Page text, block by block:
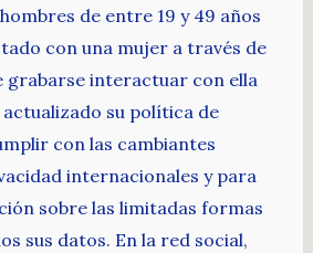
de entre 19 y 49 años
con una mujer a través de
grabarse interactuar con ella
su política de
con las cambiantes
internacionales y para
sobre las limitadas formas
sus datos. En la red social,